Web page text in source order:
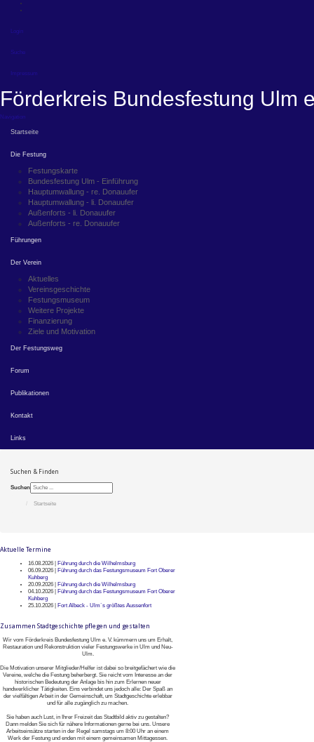
Login
Suche
Impressum
Förderkreis Bundesfestung Ulm
Navigation
Startseite
Die Festung
Festungskarte
Bundesfestung Ulm - Einführung
Hauptumwallung - re. Donauufer
Hauptumwallung - li. Donauufer
Außenforts - li. Donauufer
Außenforts - re. Donauufer
Führungen
Der Verein
Aktuelles
Vereinsgeschichte
Festungsmuseum
Weitere Projekte
Finanzierung
Ziele und Motivation
Der Festungsweg
Forum
Publikationen
Kontakt
Links
Suchen & Finden
Suchen
Startseite
Aktuelle Termine
16.08.2026 |
Führung durch die Wilhelmsburg
06.09.2026 |
Führung durch das Festungsmuseum Fort Oberer
Kuhberg
20.09.2026 |
Führung durch die Wilhelmsburg
04.10.2026 |
Führung durch das Festungsmuseum Fort Oberer
Kuhberg
25.10.2026 |
Fort Albeck - Ulm`s größtes Aussenfort
Zusammen Stadtgeschichte pflegen und gestalten
Wir vom Förderkreis Bundesfestung Ulm e. V. kümmern uns um Erhalt,
Restauration und Rekonstruktion vieler Festungswerke in Ulm und Neu-
Ulm.
Die Motivation unserer Mitglieder/Helfer ist dabei so breitgefächert wie die
Vereine, welche die Festung beherbergt. Sie reicht vom Interesse an der
historischen Bedeutung der Anlage bis hin zum Erlernen neuer
handwerklicher Tätigkeiten. Eins verbindet uns jedoch alle: Der Spaß an
der vielfältigen Arbeit in der Gemeinschaft, um Stadtgeschichte erlebbar
und für alle zugänglich zu machen.
Sie haben auch Lust, in Ihrer Freizeit das Stadtbild aktiv zu gestalten?
Dann melden Sie sich für nähere Informationen gerne bei uns. Unsere
Arbeitseinsätze starten in der Regel samstags um 8:00 Uhr an einem
Werk der Festung und enden mit einem gemeinsamen Mittagessen.